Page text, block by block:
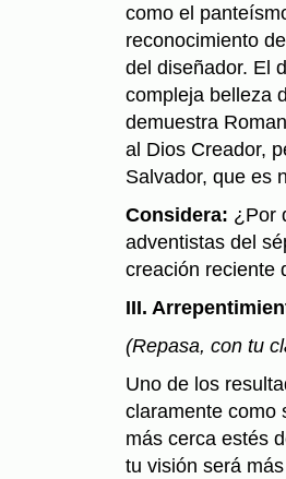
como el
reconocimiento
del diseñador. El
compleja belleza
demuestra
al Dios Creador,
Salvador, que es
Considera: ¿Por
adventistas del
creación reciente
III.
(Repasa, con tu
Uno de los
claramente como
más cerca estés
tu visión será